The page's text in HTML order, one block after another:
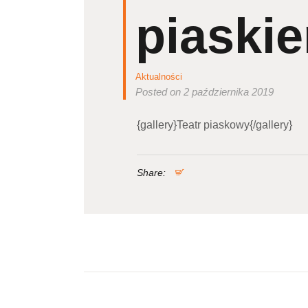
Aktualności
Posted on 2 października 2019
{gallery}Teatr piaskowy{/gallery}
Share: